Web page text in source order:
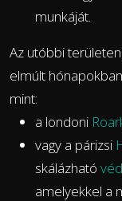
munkáját.
Az utóbbi
elmúlt
mint:
a londoni
vagy a párizsi
skálázható
amelyekkel a